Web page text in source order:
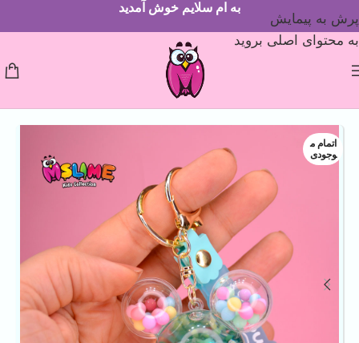
پرش به پیمایش
به محتوای اصلی بروید
به ام سلایم خوش آمدید
اتمام م
وجودی